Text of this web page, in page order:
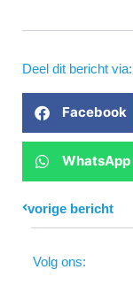
Deel dit bericht via:
Facebook
WhatsApp
Prev
vorige bericht
Volg ons: